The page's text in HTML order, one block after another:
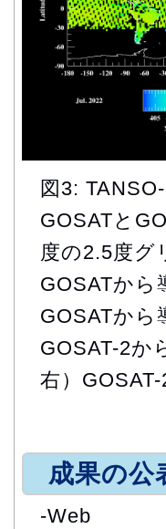
図3:
GOSATと
度の2.5度グ
GOSATから
GOSATから
GOSAT-2か
右）
成果の公
-Web